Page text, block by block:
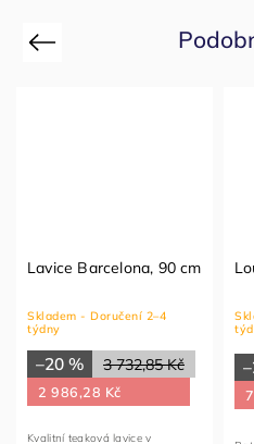
Previous
Lavice Barcelona, 90 cm
Skladem - Doručení 2–4
týdny
3 732,85 Kč
–20 %
2 986,28 Kč
Kvalitní teaková lavice v